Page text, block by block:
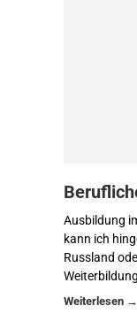
Ausbildung
kann ich
Russland